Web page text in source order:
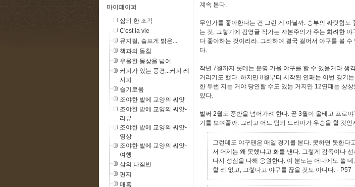
마이페이퍼
삶의 한 조각
C'est la vie
뮤지컬, 슬프게 밝은...
책과의 동침
우울한 몽상을 넘어
커피가 있는 풍경...커피 레
시피
슬기로움
조야한 밭에 교양의 씨앗
조야한 밭에 교양의 씨앗-
리뷰
조야한 밭에 교양의 씨앗-
영상
조야한 밭에 교양의 씨앗-
여행
삶의 나침반
편지
매혹
계속 본다.
무언가를 좋아한다는 건 그런 게 아닐까. 승부의 짜릿함
는 것. 그렇기에 김영글 작가는 자본주의가 주는 화려한
다 좋아하는 것이리라. 그리하여 결국 걸어서 야구를 볼
다.
작년 7월까지 롯데는 분명 가을 야구를 할 수 있을거라 생
거리기도 했다. 하지만 8월부터 시작된 연패는 이번 경기
한 두번 지는 거야 당연할 수도 있는 거지만 12연패는 상
았다.
벌써 2월도 중반을 넘어가려 한다. 곧 3월이 올테고 프로
기를 보여줄까. 그리고 어느 팀의 드라마가 우승을 할 것인
그런데도 야구팬은 매일 경기를 본다. 못하면 못한다
서 어제는 왜 못했냐고 화를 낸다. 그렇게 감독이나
다시 성심을 다해 응원한다. 이 분노는 어디에도 쓸
할 리 없고, 그렇다고 야구를 끊을 것도 아니다. - P57